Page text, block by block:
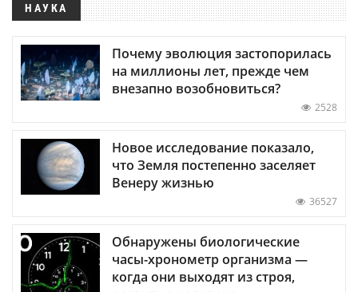
НАУКА
Почему эволюция застопорилась
на миллионы лет, прежде чем
внезапно возобновиться?
2528
Новое исследование показало,
что Земля постепенно заселяет
Венеру жизнью
36527
Обнаружены биологические
часы-хронометр организма —
когда они выходят из строя,